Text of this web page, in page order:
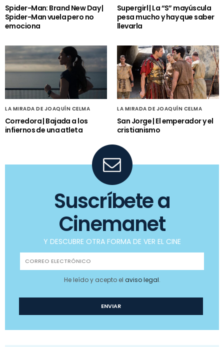
Spider-Man: Brand New Day |
Spider-Man vuela pero no
emociona
Supergirl | La “S” mayúscula
pesa mucho y hay que saber
llevarla
LA MIRADA DE JOAQUÍN CELMA
Corredora | Bajada a los
infiernos de una atleta
LA MIRADA DE JOAQUÍN CELMA
San Jorge | El emperador y el
cristianismo
Suscríbete a
Cinemanet
Y DESCUBRE OTRA FORMA DE VER EL CINE
He leído y acepto el aviso legal.